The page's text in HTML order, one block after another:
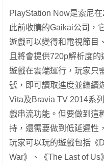
PlayStation Now是索尼
此前收購的Gaikai公司，
遊戲可以變得和電視節目
且將會提供720p解析度
遊戲在雲端運行，玩家只
號，即可讀取進度並繼續
Vita及Bravia TV 2014系
戲串流功能。但要做到這
持，還需要做到低延遲性
玩家可以玩的遊戲包括《
War》、《The Last of